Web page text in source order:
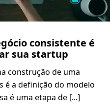
consistente é
sua startup
construção de uma
é a definição do modelo
é uma etapa de [...]